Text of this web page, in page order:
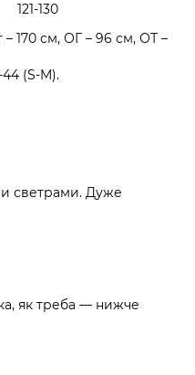
121-130
– 170 см, ОГ – 96 см, ОТ –
(S-M).
светрами. Дуже
як треба — нижче